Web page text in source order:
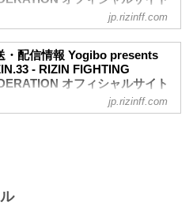
は必要ありません。
概要
間が前後することがありますので
jp.rizinff.com
・配信情報 Yogibo presents
- RIZIN FIGHTING
オフィシャルサイト
31日（金）さいたまスーパーアリー
リアルタイムで視聴しよう！
jp.rizinff.com